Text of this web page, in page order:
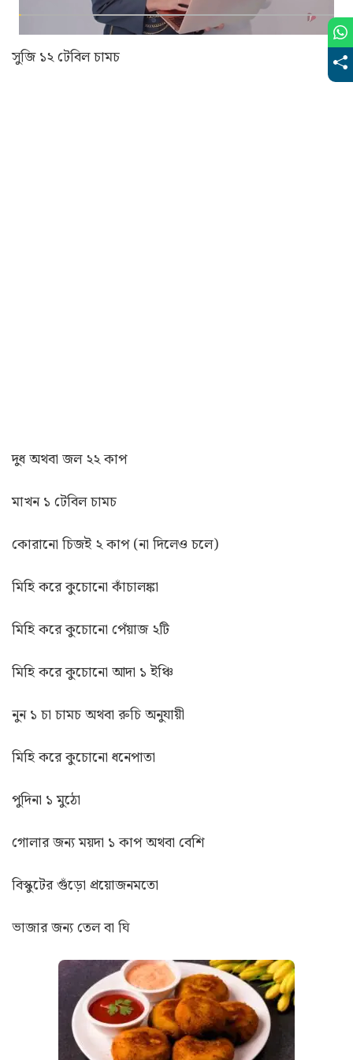
সুজি ১২ টেবিল চামচ
দুধ অথবা জল ২২ কাপ
মাখন ১ টেবিল চামচ
কোরানো চিজই ২ কাপ (না দিলেও চলে)
মিহি করে কুচোনো কাঁচালঙ্কা
মিহি করে কুচোনো পেঁয়াজ ২টি
মিহি করে কুচোনো আদা ১ ইঞ্চি
নুন ১ চা চামচ অথবা রুচি অনুযায়ী
মিহি করে কুচোনো ধনেপাতা
পুদিনা ১ মুঠো
গোলার জন্য ময়দা ১ কাপ অথবা বেশি
বিস্কুটের গুঁড়ো প্রয়োজনমতো
ভাজার জন্য তেল বা ঘি